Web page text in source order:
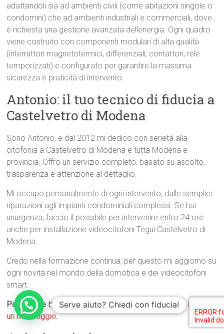
adattandoli sia ad ambienti civili (come abitazioni singole o
condomini) che ad ambienti industriali e commerciali, dove
è richiesta una gestione avanzata dellenergia. Ogni quadro
viene costruito con componenti modulari di alta qualità
(interruttori magnetotermici, differenziali, contattori, relè
temporizzati) e configurato per garantire la massima
sicurezza e praticità di intervento.
Antonio: il tuo tecnico di fiducia a
Castelvetro di Modena
Sono Antonio, e dal 2012 mi dedico con serietà alla
citofonia a Castelvetro di Modena e tutta Modena e
provincia. Offro un servizio completo, basato su ascolto,
trasparenza e attenzione al dettaglio.
Mi occupo personalmente di ogni intervento, dalle semplici
riparazioni agli impianti condominiali complessi. Se hai
unurgenza, faccio il possibile per intervenire entro 24 ore
anche per installazione videocitofoni Tegui Castelvetro di
Modena.
Credo nella formazione continua: per questo mi aggiorno su
ogni novità nel mondo della domotica e dei videocitofoni
smart.
Parliamone insieme: chiama il059 9130031oppure inviami
un messaggio.
Serve aiuto? Chiedi con fiducia!